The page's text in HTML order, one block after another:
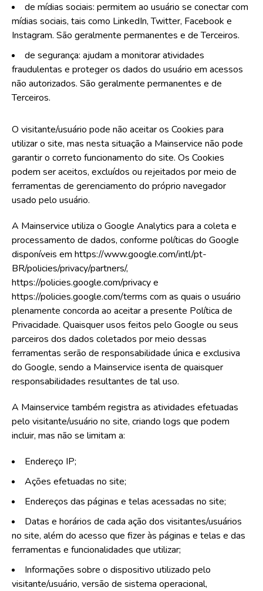
de mídias sociais: permitem ao usuário se conectar com
mídias sociais, tais como LinkedIn, Twitter, Facebook e
Instagram. São geralmente permanentes e de Terceiros.
de segurança: ajudam a monitorar atividades
fraudulentas e proteger os dados do usuário em acessos
não autorizados. São geralmente permanentes e de
Terceiros.
O visitante/usuário pode não aceitar os Cookies para
utilizar o site, mas nesta situação a Mainservice não pode
garantir o correto funcionamento do site. Os Cookies
podem ser aceitos, excluídos ou rejeitados por meio de
ferramentas de gerenciamento do próprio navegador
usado pelo usuário.
A Mainservice utiliza o Google Analytics para a coleta e
processamento de dados, conforme políticas do Google
disponíveis em https://www.google.com/intl/pt-
BR/policies/privacy/partners/,
https://policies.google.com/privacy e
https://policies.google.com/terms com as quais o usuário
plenamente concorda ao aceitar a presente Política de
Privacidade. Quaisquer usos feitos pelo Google ou seus
parceiros dos dados coletados por meio dessas
ferramentas serão de responsabilidade única e exclusiva
do Google, sendo a Mainservice isenta de quaisquer
responsabilidades resultantes de tal uso.
A Mainservice também registra as atividades efetuadas
pelo visitante/usuário no site, criando logs que podem
incluir, mas não se limitam a:
Endereço IP;
Ações efetuadas no site;
Endereços das páginas e telas acessadas no site;
Datas e horários de cada ação dos visitantes/usuários
no site, além do acesso que fizer às páginas e telas e das
ferramentas e funcionalidades que utilizar;
Informações sobre o dispositivo utilizado pelo
visitante/usuário, versão de sistema operacional,